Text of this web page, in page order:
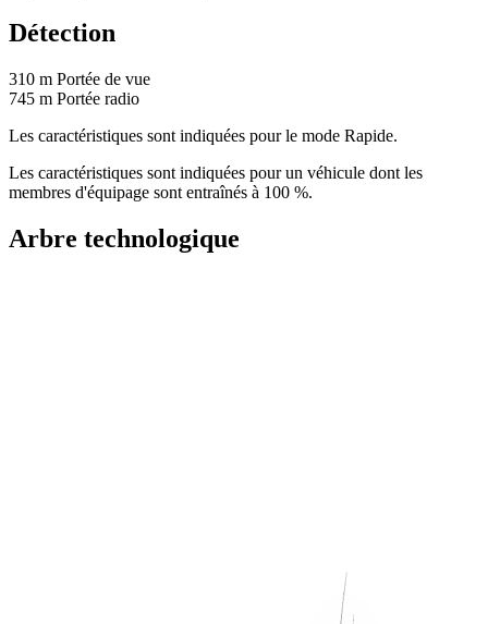
Détection
310 m Portée de vue
745 m Portée radio
Les caractéristiques sont indiquées pour le mode Rapide.
Les caractéristiques sont indiquées pour un véhicule dont les
membres d'équipage sont entraînés à 100 %.
Arbre technologique